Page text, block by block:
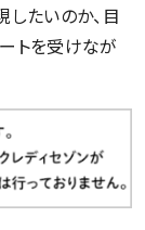
たいのか、目
トを受けなが